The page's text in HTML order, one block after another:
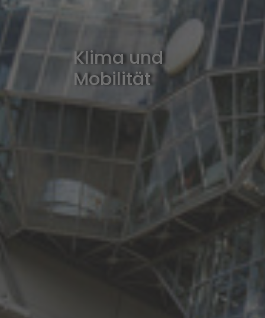
Klima und
Mobilität